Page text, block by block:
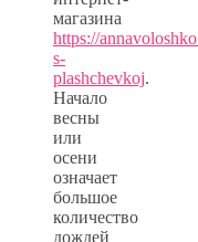
магазина
https://
s-
plashchevkoj.
Начало
весны
или
осени
означает
большое
количество
дождей